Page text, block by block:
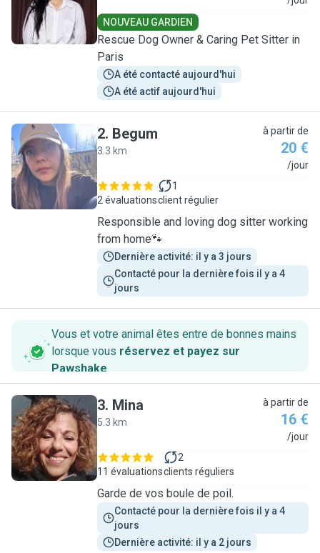
NOUVEAU GARDIEN
Rescue Dog Owner & Caring Pet Sitter in
Paris
A été contacté aujourd'hui
A été actif aujourd'hui
B
2. Begum
3.3 km
à partir de
20 €
/jour
2 évaluations
1
client régulier
Responsible and loving dog sitter working
from home🐾
Dernière activité: il y a 3 jours
Contacté pour la dernière fois il y a 4
jours
Vous et votre animal êtes entre de bonnes mains
lorsque vous réservez et payez sur
Pawshake.
M
3. Mina
5.3 km
à partir de
16 €
/jour
11 évaluations
2
clients réguliers
Garde de vos boule de poil.
Contacté pour la dernière fois il y a 4
jours
Dernière activité: il y a 2 jours